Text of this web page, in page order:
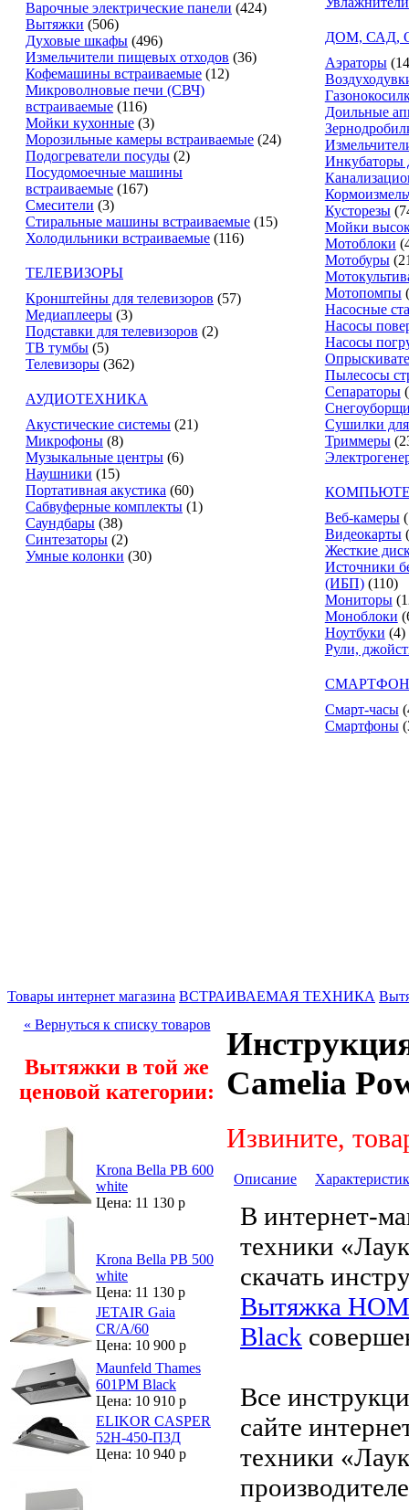
Варочные электрические панели (424)
Вытяжки (506)
Духовые шкафы (496)
Измельчители пищевых отходов (36)
Кофемашины встраиваемые (12)
Микроволновые печи (СВЧ)
встраиваемые (116)
Мойки кухонные (3)
Морозильные камеры встраиваемые (24)
Подогреватели посуды (2)
Посудомоечные машины
встраиваемые (167)
Смесители (3)
Стиральные машины встраиваемые (15)
Холодильники встраиваемые (116)
ТЕЛЕВИЗОРЫ
Кронштейны для телевизоров (57)
Медиаплееры (3)
Подставки для телевизоров (2)
ТВ тумбы (5)
Телевизоры (362)
АУДИОТЕХНИКА
Акустические системы (21)
Микрофоны (8)
Музыкальные центры (6)
Наушники (15)
Портативная акустика (60)
Сабвуферные комплекты (1)
Саундбары (38)
Синтезаторы (2)
Умные колонки (30)
ДОМ, САД,
Аэраторы
Доильные
Инкубаторы
Кусторезы
Мойки
Мотоблоки
Мотобуры
Мотопомпы
Насосные
Насосы
Насосы
Пылесосы
Сепараторы
Сушилки
Триммеры
Веб-камеры
Видеокарты
Жесткие
Источники
(ИБП) (110)
Мониторы
Моноблоки
Ноутбуки (4)
Рули,
Смарт-часы
Смартфоны
Товары интернет магазина ВСТРАИВАЕМАЯ ТЕХНИКА
« Вернуться к списку товаров
Вытяжки в той же
ценовой категории:
Krona Bella PB 600
white
Цена: 11 130 р
Krona Bella PB 500
white
Цена: 11 130 р
JETAIR Gaia
CR/A/60
Цена: 10 900 р
Maunfeld Thames
601PM Black
Цена: 10 910 р
ELIKOR CASPER
52Н-450-П3Д
Цена: 10 940 р
Camelia
Извините,
Описание
В интернет-
техники
скачать
Вытяжка
Black
Все
сайте
техники